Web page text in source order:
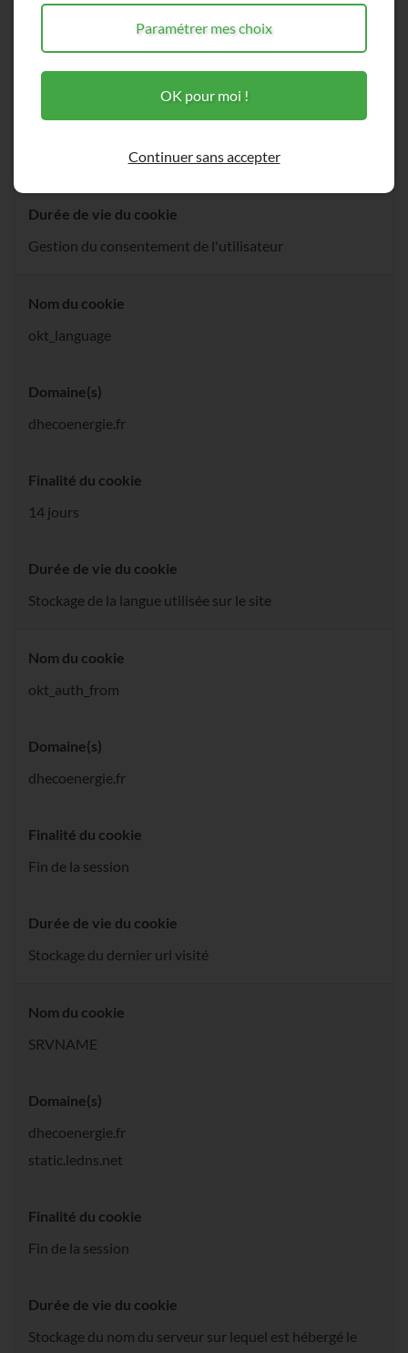
dhecoenergie.fr
Finalité du cookie
Durée de vie du cookie
Gestion du consentement de l'utilisateur
Nom du cookie
okt_language
Domaine(s)
dhecoenergie.fr
Finalité du cookie
14 jours
Durée de vie du cookie
Stockage de la langue utilisée sur le site
Nom du cookie
okt_auth_from
Domaine(s)
dhecoenergie.fr
Finalité du cookie
Fin de la session
Durée de vie du cookie
Stockage du dernier url visité
Nom du cookie
SRVNAME
Domaine(s)
dhecoenergie.fr
static.ledns.net
Finalité du cookie
Fin de la session
Durée de vie du cookie
Stockage du nom du serveur sur lequel est hébergé le
Paramétrer mes choix
OK pour moi !
Continuer sans accepter